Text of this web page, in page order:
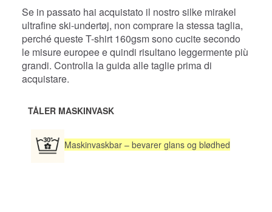
Se in passato hai acquistato il nostro silke mirakel
ultrafine ski-undertøj, non comprare la stessa taglia,
perché queste T-shirt 160gsm sono cucite secondo
le misure europee e quindi risultano leggermente più
grandi. Controlla la guida alle taglie prima di
acquistare.
TÅLER MASKINVASK
Maskinvaskbar – bevarer glans og blødhed